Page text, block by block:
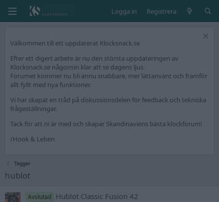
Logga in Registrera
Välkommen till ett uppdaterat Klocksnack.se
Efter ett digert arbete är nu den största uppdateringen av
Klocksnack.se någonsin klar att se dagens ljus.
Forumet kommer nu bli ännu snabbare, mer lättanvänt och framför
allt fyllt med nya funktioner.
Vi har skapat en tråd på diskussionsdelen för feedback och tekniska
frågeställningar.
Tack för att ni är med och skapar Skandinaviens bästa klockforum!
/Hook & Leben
Taggar
hublot
Avslutad Hublot Classic Fusion 42